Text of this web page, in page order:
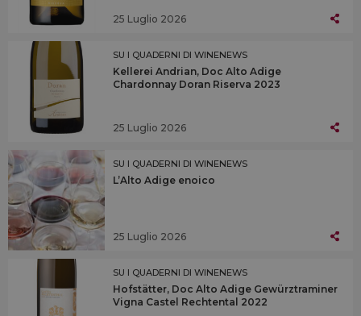
25 Luglio 2026
SU I QUADERNI DI WINENEWS
Kellerei Andrian, Doc Alto Adige
Chardonnay Doran Riserva 2023
25 Luglio 2026
SU I QUADERNI DI WINENEWS
L’Alto Adige enoico
25 Luglio 2026
SU I QUADERNI DI WINENEWS
Hofstätter, Doc Alto Adige Gewürztraminer
Vigna Castel Rechtental 2022